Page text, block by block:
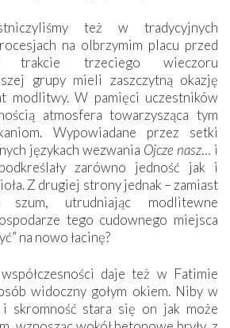
też w tradycyjnych
na olbrzymim placu przed
trakcie trzeciego wieczoru
grupy mieli zaszczytną okazję
modlitwy. W pamięci uczestników
atmosfera towarzysząca tym
Wypowiadane przez setki
językach wezwania Ojcze nasz… i
zarówno jedność jak i
Z drugiej strony jednak – zamiast
szum, utrudniając modlitewne
tego cudownego miejsca
na nowo łacinę?
daje też w Fatimie
widoczny gołym okiem. Niby w
skromność stara się on jak może